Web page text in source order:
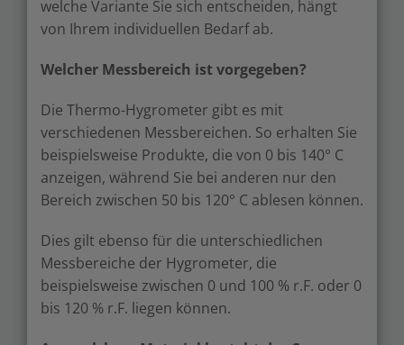
welche Variante Sie sich entscheiden, hängt
von Ihrem individuellen Bedarf ab.
Welcher Messbereich ist vorgegeben?
Die Thermo-Hygrometer gibt es mit
verschiedenen Messbereichen. So erhalten Sie
beispielsweise Produkte, die von 0 bis 140° C
anzeigen, während Sie bei anderen nur den
Bereich zwischen 50 bis 120° C ablesen können.
Dies gilt ebenso für die unterschiedlichen
Messbereiche der Hygrometer, die
beispielsweise zwischen 0 und 100 % r.F. oder 0
bis 120 % r.F. liegen können.